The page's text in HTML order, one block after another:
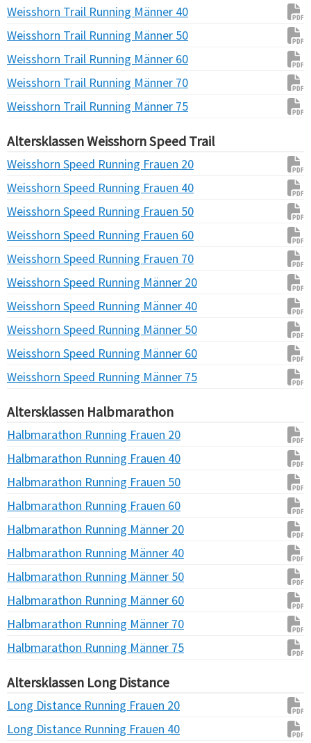
Weisshorn Trail Running Männer 40
Weisshorn Trail Running Männer 50
Weisshorn Trail Running Männer 60
Weisshorn Trail Running Männer 70
Weisshorn Trail Running Männer 75
Altersklassen Weisshorn Speed Trail
Weisshorn Speed Running Frauen 20
Weisshorn Speed Running Frauen 40
Weisshorn Speed Running Frauen 50
Weisshorn Speed Running Frauen 60
Weisshorn Speed Running Frauen 70
Weisshorn Speed Running Männer 20
Weisshorn Speed Running Männer 40
Weisshorn Speed Running Männer 50
Weisshorn Speed Running Männer 60
Weisshorn Speed Running Männer 75
Altersklassen Halbmarathon
Halbmarathon Running Frauen 20
Halbmarathon Running Frauen 40
Halbmarathon Running Frauen 50
Halbmarathon Running Frauen 60
Halbmarathon Running Männer 20
Halbmarathon Running Männer 40
Halbmarathon Running Männer 50
Halbmarathon Running Männer 60
Halbmarathon Running Männer 70
Halbmarathon Running Männer 75
Altersklassen Long Distance
Long Distance Running Frauen 20
Long Distance Running Frauen 40